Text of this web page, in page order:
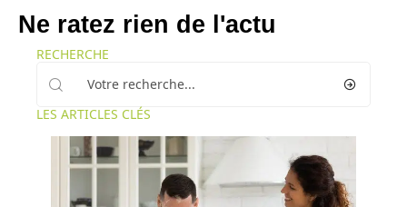
Ne ratez rien de l'actu
RECHERCHE
LES ARTICLES CLÉS